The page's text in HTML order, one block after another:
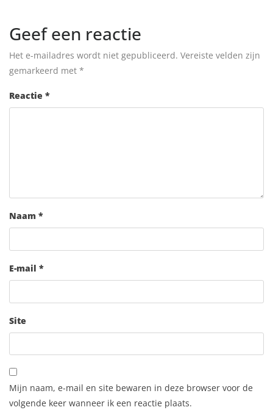
Geef een reactie
Het e-mailadres wordt niet gepubliceerd. Vereiste velden zijn
gemarkeerd met *
Reactie *
Naam *
E-mail *
Site
Mijn naam, e-mail en site bewaren in deze browser voor de
volgende keer wanneer ik een reactie plaats.